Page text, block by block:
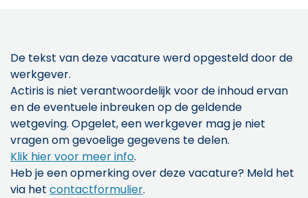
De tekst van deze vacature werd opgesteld door de
werkgever.
Actiris is niet verantwoordelijk voor de inhoud ervan
en de eventuele inbreuken op de geldende
wetgeving. Opgelet, een werkgever mag je niet
vragen om gevoelige gegevens te delen.
Klik hier voor meer info.
Heb je een opmerking over deze vacature? Meld het
via het contactformulier.